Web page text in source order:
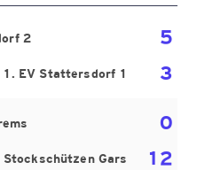
2
5
3
1. EV Stattersdorf 1
0
12
Stockschützen Gars